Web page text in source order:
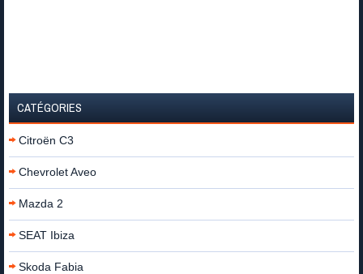
CATÉGORIES
Citroën C3
Chevrolet Aveo
Mazda 2
SEAT Ibiza
Skoda Fabia